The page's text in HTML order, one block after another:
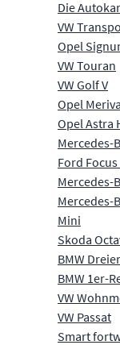
Die
VW
Opel
VW Touran
VW Golf V
Opel Meriva
Opel Astra
Mercedes-
Ford
Mercedes-
Mercedes-
Mini
Skoda
BMW
BMW 1er-
VW
VW Passat
Smart